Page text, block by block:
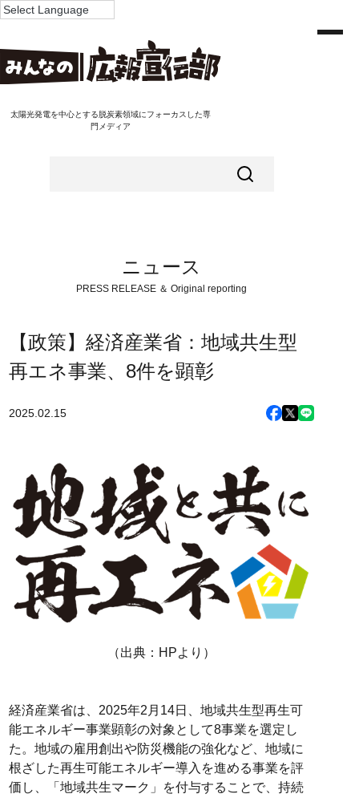
太陽光発電を中心とする脱炭素領域にフォーカスした専
門メディア
ニュース
PRESS RELEASE ＆ Original reporting
【政策】経済産業省：地域共生型
再エネ事業、8件を顕彰
2025.02.15
（出典：HPより）
経済産業省は、2025年2月14日、地域共生型再生可
能エネルギー事業顕彰の対象として8事業を選定し
た。地域の雇用創出や防災機能の強化など、地域に
根ざした再生可能エネルギー導入を進める事業を評
価し、「地域共生マーク」を付与することで、持続